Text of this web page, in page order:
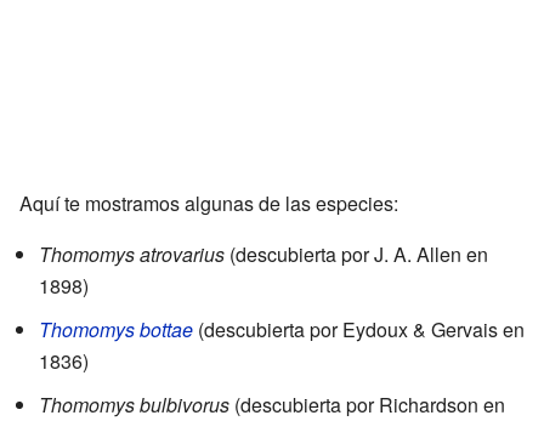
Aquí te mostramos algunas de las especies:
Thomomys atrovarius (descubierta por J. A. Allen en
1898)
Thomomys bottae (descubierta por Eydoux & Gervais en
1836)
Thomomys bulbivorus (descubierta por Richardson en